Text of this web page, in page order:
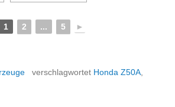
1 2 ... 5 ►
verschlagwortet Honda Z50A,